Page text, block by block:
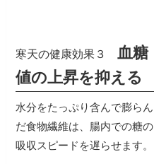
寒天の健康効果３
血糖
値の上昇を抑える
水分をたっぷり含んで膨らん
だ食物繊維は、腸内での糖の
吸収スピードを遅らせます。